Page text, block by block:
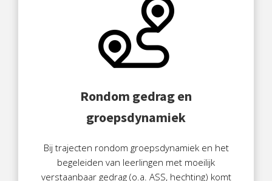
Rondom gedrag en
groepsdynamiek
Bij trajecten rondom groepsdynamiek en het
begeleiden van leerlingen met moeilijk
verstaanbaar gedrag (o.a. ASS, hechting) komt